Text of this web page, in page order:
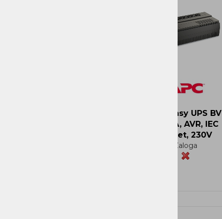
APC Easy UPS BV
500VA, AVR, IEC
Outlet, 230V
Zaloga